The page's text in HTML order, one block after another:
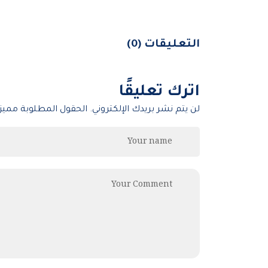
التعليقات (0)
اترك تعليقًا
لن يتم نشر بريدك الإلكتروني. الحقول المطلوبة